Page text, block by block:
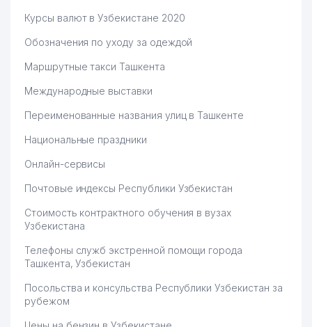
Курсы валют в Узбекистане 2020
Обозначения по уходу за одеждой
Маршрутные такси Ташкента
Международные выставки
Переименованные названия улиц в Ташкенте
Национальные праздники
Онлайн-сервисы
Почтовые индексы Республики Узбекистан
Стоимость контрактного обучения в вузах
Узбекистана
Телефоны служб экстренной помощи города
Ташкента, Узбекистан
Посольства и консульства Республики Узбекистан за
рубежом